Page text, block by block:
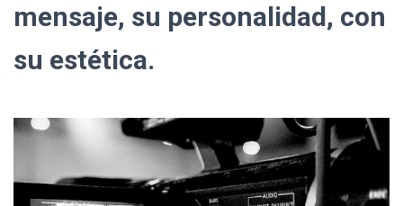
mensaje, su personalidad, con
su estética.